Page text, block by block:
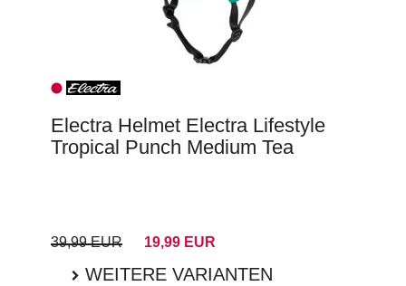
Electra Helmet Electra Lifestyle
Tropical Punch Medium Tea
39,99 EUR 19,99 EUR
WEITERE VARIANTEN